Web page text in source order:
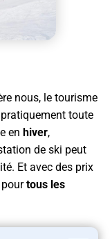
nous, le tourisme
toute
en hiver,
de ski peut
Et avec des prix
tous les